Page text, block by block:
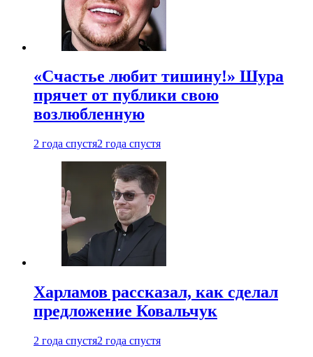
«Счастье любит тишину!» Шура
прячет от публики свою
возлюбленную
2 года спустя2 года спустя
Харламов рассказал, как сделал
предложение Ковальчук
2 года спустя2 года спустя